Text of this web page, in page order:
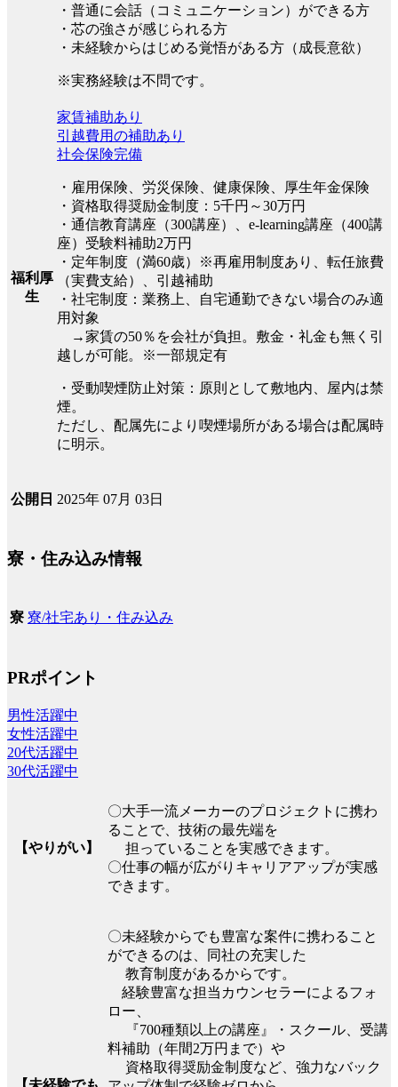
・普通に会話（コミュニケーション）ができる方
・芯の強さが感じられる方
・未経験からはじめる覚悟がある方（成長意欲）
※実務経験は不問です。
福利厚
生
家賃補助あり
引越費用の補助あり
社会保険完備
・雇用保険、労災保険、健康保険、厚生年金保険
・資格取得奨励金制度：5千円～30万円
・通信教育講座（300講座）、e-learning講座（400講
座）受験料補助2万円
・定年制度（満60歳）※再雇用制度あり、転任旅費
（実費支給）、引越補助
・社宅制度：業務上、自宅通勤できない場合のみ適
用対象
→家賃の50％を会社が負担。敷金・礼金も無く引
越しが可能。※一部規定有
・受動喫煙防止対策：原則として敷地内、屋内は禁
煙。
ただし、配属先により喫煙場所がある場合は配属時
に明示。
公開日 2025年 07月 03日
寮・住み込み情報
寮 寮/社宅あり・住み込み
PRポイント
男性活躍中
女性活躍中
20代活躍中
30代活躍中
【やりがい】
〇大手一流メーカーのプロジェクトに携わ
ることで、技術の最先端を
担っていることを実感できます。
〇仕事の幅が広がりキャリアアップが実感
できます。
〇未経験からでも豊富な案件に携わること
ができるのは、同社の充実した
教育制度があるからです。
経験豊富な担当カウンセラーによるフォ
ロー、
『700種類以上の講座』・スクール、受講
料補助（年間2万円まで）や
資格取得奨励金制度など、強力なバック